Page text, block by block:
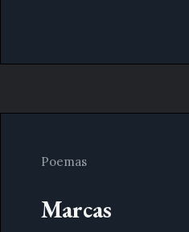
Poemas
Marcas